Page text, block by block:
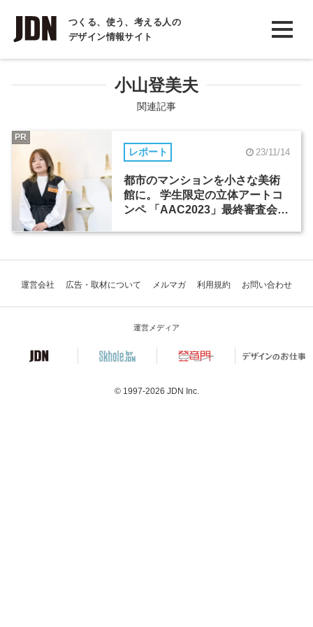
つくる、使う、考える人の
デザイン情報サイト
INTERVIEW
インタビュー
コラム
小山登美夫
関連記事
レポート 23/11/14
都市のマンションを小さな美術
館に。 学生限定の立体アートコ
ンペ 「AAC2023」最終審査会レ
PR
運営会社 広告・取材について メルマガ 利用規約 お問い合わせ
運営メディア
© 1997-2026 JDN Inc.